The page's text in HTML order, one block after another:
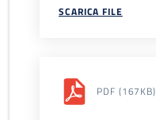
SCARICA FILE
PDF (167KB)